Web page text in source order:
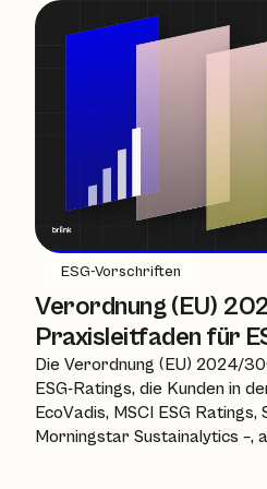
ESG-Vorschriften
Verordnung (EU)
Praxisleitfaden für
Die Verordnung (EU) 2024/
ESG-Ratings, die Kunden in
EcoVadis, MSCI ESG Ratings,
Morningstar Sustainalytics –,